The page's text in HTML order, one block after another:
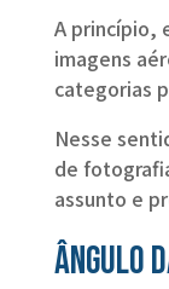
A princípio,
imagens
categorias
Nesse
de
assunto e
Ângulo